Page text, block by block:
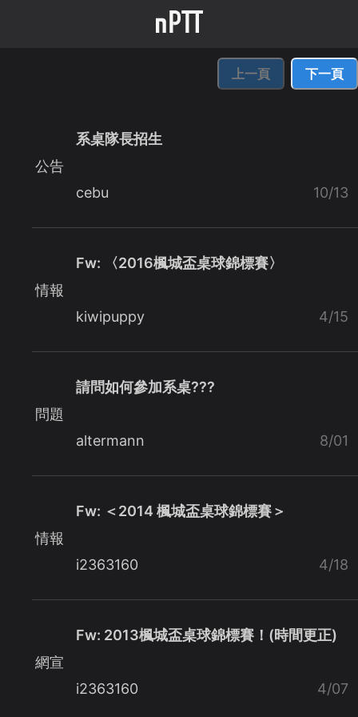
上一頁 下一頁
公告
系桌隊長招生
cebu 10/13
情報
Fw: 〈2016楓城盃桌球錦標賽〉
kiwipuppy 4/15
問題
請問如何參加系桌???
altermann 8/01
情報
Fw: ＜2014 楓城盃桌球錦標賽＞
i2363160 4/18
網宣
Fw: 2013楓城盃桌球錦標賽！(時間更正)
i2363160 4/07